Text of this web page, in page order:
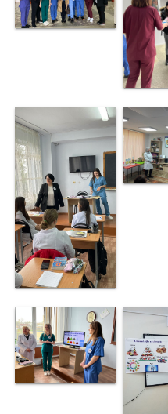
Discipline
socio-umane
Subdiviziunii
Contabilitate
Achiziții
Publice
Comanda
de Stat
privind
veniturile